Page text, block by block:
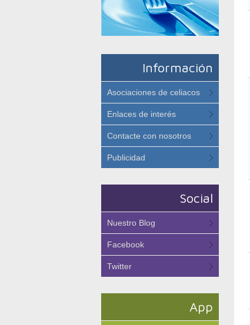
Información
Asociaciones de celiacos
Enlaces de interés
Contacte con nosotros
Publicidad
Social
Nuestro Blog
Facebook
Twitter
App